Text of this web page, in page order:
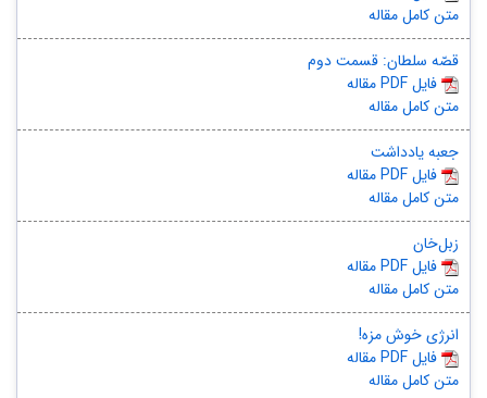
متن کامل مقاله
قصّه سلطان: قسمت دوم
مقاله PDF فایل
متن کامل مقاله
جعبه یادداشت
مقاله PDF فایل
متن کامل مقاله
زبل‌خان
مقاله PDF فایل
متن کامل مقاله
انرژی خوش مزه!
مقاله PDF فایل
متن کامل مقاله